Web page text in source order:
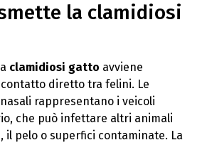
la clamidiosi
clamidiosi gatto avviene
diretto tra felini. Le
rappresentano i veicoli
che può infettare altri animali
il pelo o superfici contaminate. La